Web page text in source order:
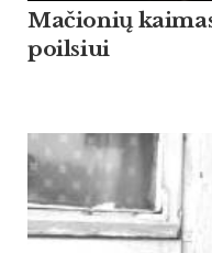
Mačionių
poilsiui